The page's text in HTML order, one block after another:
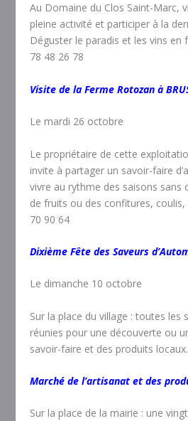
Au Domaine du Clos Saint-Marc,
pleine activité et participer à la
Déguster le paradis et les vins en
78 48 26 78
Visite de la Ferme Rotozan à
Le mardi 26 octobre
Le propriétaire de cette
invite à partager un savoir-faire
vivre au rythme des saisons sans
de fruits ou des confitures,
70 90 64
Dixième Fête des Saveurs
Le dimanche 10 octobre
Sur la place du village : toutes les
réunies pour une découverte ou
savoir-faire et des produits
Marché de l’artisanat et des
Sur la place de la mairie : une